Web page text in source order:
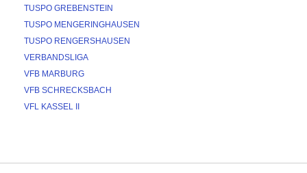
TUSPO GREBENSTEIN
TUSPO MENGERINGHAUSEN
TUSPO RENGERSHAUSEN
VERBANDSLIGA
VFB MARBURG
VFB SCHRECKSBACH
VFL KASSEL II